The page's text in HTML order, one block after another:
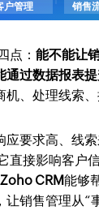
点：能不能让
通过数据报表
、处理线索
要求高、线
直接影响客户
Zoho CRM能够
销售管理从“